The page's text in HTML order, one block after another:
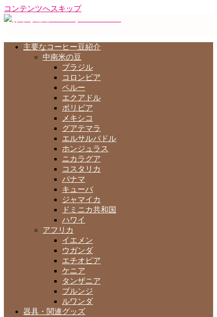
コンテンツへスキップ
主要なコーヒー豆紹介
中南米の豆
ブラジル
コロンビア
ペルー
エクアドル
ボリビア
メキシコ
グアテマラ
エルサルバドル
ホンジュラス
ニカラグア
コスタリカ
パナマ
キューバ
ジャマイカ
ドミニカ共和国
ハワイ
アフリカ
イエメン
ウガンダ
エチオピア
ケニア
タンザニア
ブルンジ
ルワンダ
器具・関連グッズ